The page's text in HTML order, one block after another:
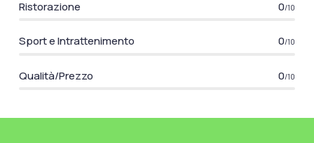
Ristorazione 0/10
Sport e Intrattenimento 0/10
Qualità/Prezzo 0/10